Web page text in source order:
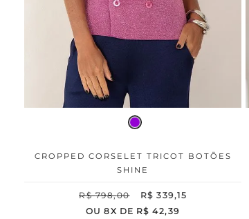
CROPPED CORSELET TRICOT BOTÕES
SHINE
R$ 798,00 R$ 339,15
OU8X DE R$ 42,39